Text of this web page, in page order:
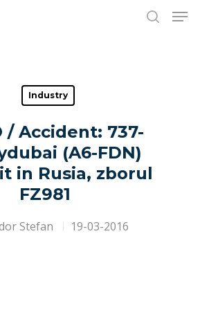
search or ESC to close
Industry
/ Accident: 737-
(A6-FDN)
in Rusia, zborul
FZ981
Stefan 19-03-2016